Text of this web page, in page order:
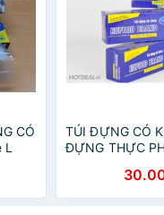
CÓ
TÚI ĐỰNG CÓ
ĐỰNG THỰC